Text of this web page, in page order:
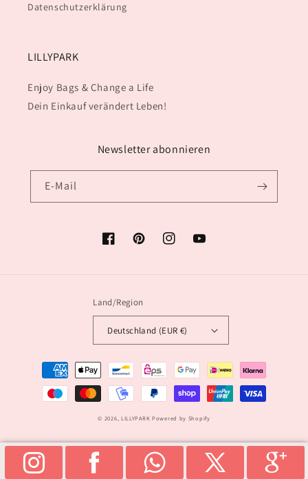
Datenschutzerklärung
LILLYPARK
Enjoy Bags & Change a Life
Dein Einkauf verändert Leben!
Newsletter abonnieren
E-Mail
FacebookPinterestInstagramYouTube
Land/Region
Deutschland (EUR €)
Zahlungsmethoden
© 2026, LILLYPARK Powered by Shopify